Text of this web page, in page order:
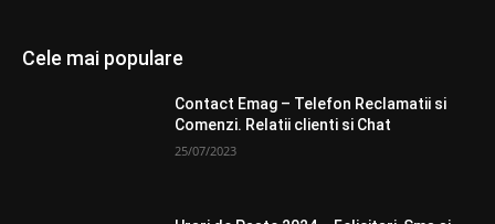
Cele mai populare
Contact Emag – Telefon Reclamatii si
Comenzi. Relatii clienti si Chat
25/07/2023